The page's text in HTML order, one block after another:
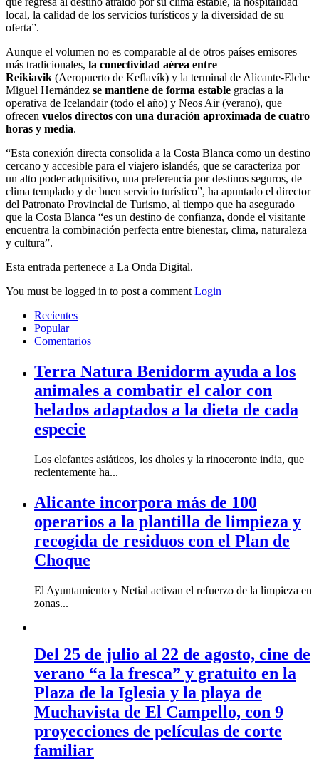
local, la calidad de los servicios turísticos y la diversidad de su
oferta”.
Aunque el volumen no es comparable al de otros países emisores
más tradicionales, la conectividad aérea entre
Reikiavik (Aeropuerto de Keflavík) y la terminal de Alicante-Elche
Miguel Hernández se mantiene de forma estable gracias a la
operativa de Icelandair (todo el año) y Neos Air (verano), que
ofrecen vuelos directos con una duración aproximada de cuatro
horas y media.
“Esta conexión directa consolida a la Costa Blanca como un destino
cercano y accesible para el viajero islandés, que se caracteriza por
un alto poder adquisitivo, una preferencia por destinos seguros, de
clima templado y de buen servicio turístico”, ha apuntado el director
del Patronato Provincial de Turismo, al tiempo que ha asegurado
que la Costa Blanca “es un destino de confianza, donde el visitante
encuentra la combinación perfecta entre bienestar, clima, naturaleza
y cultura”.
Esta entrada pertenece a La Onda Digital.
You must be logged in to post a comment Login
Recientes
Popular
Comentarios
Terra Natura Benidorm ayuda a los
animales a combatir el calor con
helados adaptados a la dieta de cada
especie
Los elefantes asiáticos, los dholes y la rinoceronte india, que
recientemente ha...
Alicante incorpora más de 100
operarios a la plantilla de limpieza y
recogida de residuos con el Plan de
Choque
El Ayuntamiento y Netial activan el refuerzo de la limpieza en
zonas...
Del 25 de julio al 22 de agosto, cine de
verano “a la fresca” y gratuito en la
Plaza de la Iglesia y la playa de
Muchavista de El Campello, con 9
proyecciones de películas de corte
familiar